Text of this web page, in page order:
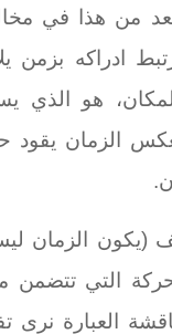
من هذا في
ادراكه بزمن
هو الذي
الزمان يقود
الزمان
العبارة